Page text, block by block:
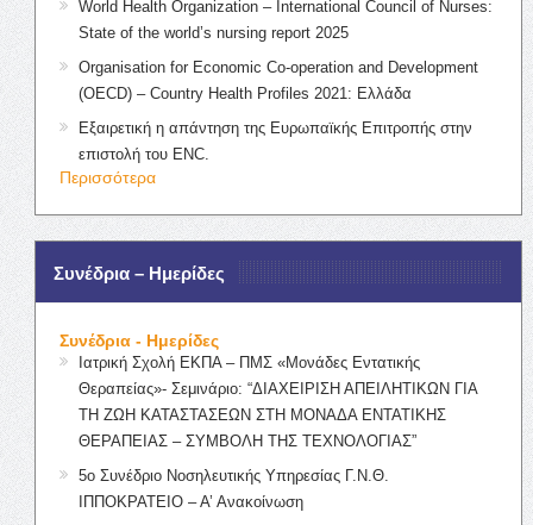
World Health Organization – International Council of Nurses:
State of the world’s nursing report 2025
Organisation for Economic Co-operation and Development
(OECD) – Country Health Profiles 2021: Ελλάδα
Εξαιρετική η απάντηση της Ευρωπαϊκής Επιτροπής στην
επιστολή του ENC.
Περισσότερα
Συνέδρια – Ημερίδες
Συνέδρια - Ημερίδες
Ιατρική Σχολή ΕΚΠΑ – ΠΜΣ «Μονάδες Εντατικής
Θεραπείας»- Σεμινάριο: “ΔΙΑΧΕΙΡΙΣΗ ΑΠΕΙΛΗΤΙΚΩΝ ΓΙΑ
ΤΗ ΖΩΗ ΚΑΤΑΣΤΑΣΕΩΝ ΣΤΗ ΜΟΝΑΔΑ ΕΝΤΑΤΙΚΗΣ
ΘΕΡΑΠΕΙΑΣ – ΣΥΜΒΟΛΗ ΤΗΣ ΤΕΧΝΟΛΟΓΙΑΣ”
5ο Συνέδριο Νοσηλευτικής Υπηρεσίας Γ.Ν.Θ.
ΙΠΠΟΚΡΑΤΕΙΟ – Α’ Ανακοίνωση